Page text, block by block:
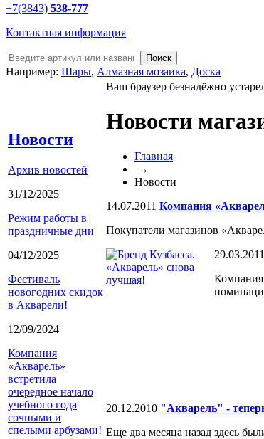
+7(3843) 538-777
Контактная информация
Например: Шары, Алмазная мозаика, Доска
Новости
Архив новостей
31/12/2025
Режим работы в
праздничные дни
04/12/2025
Фестиваль
новогодних скидок
в Акварели!
12/09/2024
Компания
«Акварель»
встретила
очередное начало
учебного года
сочными и
спелыми арбузами!
Ваш браузер безнадёжно
Новости
Главная
→
Новости
14.07.2011 Компания
Покупатели магазинов
29.03.2011
Компания
20.12.2010 "Акварель" -
Еще два месяца назад здесь